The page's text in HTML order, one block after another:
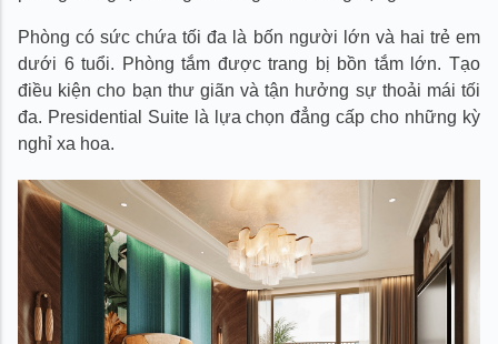
Phòng có sức chứa tối đa là bốn người lớn và hai trẻ em
dưới 6 tuổi. Phòng tắm được trang bị bồn tắm lớn. Tạo
điều kiện cho bạn thư giãn và tận hưởng sự thoải mái tối
đa. Presidential Suite là lựa chọn đẳng cấp cho những kỳ
nghỉ xa hoa.